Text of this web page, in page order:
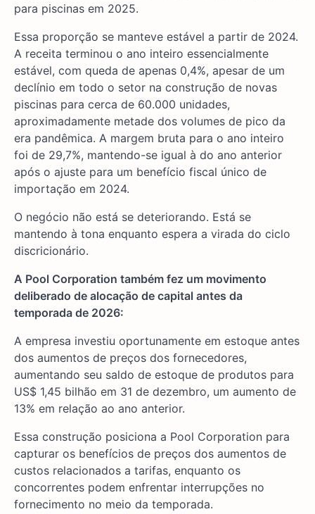
para piscinas em 2025.
Essa proporção se manteve estável a partir de 2024.
A receita terminou o ano inteiro essencialmente
estável, com queda de apenas 0,4%, apesar de um
declínio em todo o setor na construção de novas
piscinas para cerca de 60.000 unidades,
aproximadamente metade dos volumes de pico da
era pandêmica. A margem bruta para o ano inteiro
foi de 29,7%, mantendo-se igual à do ano anterior
após o ajuste para um benefício fiscal único de
importação em 2024.
O negócio não está se deteriorando. Está se
mantendo à tona enquanto espera a virada do ciclo
discricionário.
A Pool Corporation também fez um movimento
deliberado de alocação de capital antes da
temporada de 2026:
A empresa investiu oportunamente em estoque antes
dos aumentos de preços dos fornecedores,
aumentando seu saldo de estoque de produtos para
US$ 1,45 bilhão em 31 de dezembro, um aumento de
13% em relação ao ano anterior.
Essa construção posiciona a Pool Corporation para
capturar os benefícios de preços dos aumentos de
custos relacionados a tarifas, enquanto os
concorrentes podem enfrentar interrupções no
fornecimento no meio da temporada.